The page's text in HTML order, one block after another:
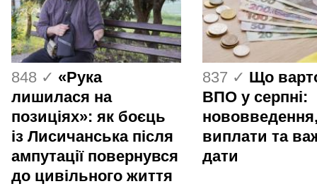
848 ✓ «Рука
лишилася на
позиціях»: як боєць
із Лисичанська після
ампутації повернувся
до цивільного життя
837 ✓ Що
ВПО у серпні:
виплати та
дати